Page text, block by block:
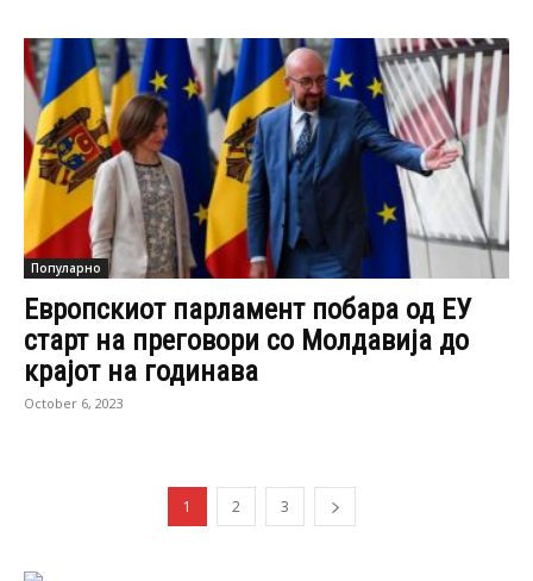
Популарно
Европскиот парламент побара од ЕУ
старт на преговори со Молдавија до
крајот на годинава
October 6, 2023
1 2 3